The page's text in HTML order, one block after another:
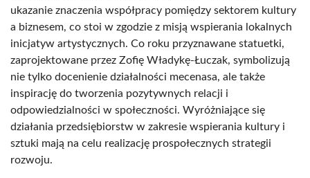
ukazanie znaczenia współpracy pomiędzy sektorem kultury
a biznesem, co stoi w zgodzie z misją wspierania lokalnych
inicjatyw artystycznych. Co roku przyznawane statuetki,
zaprojektowane przez Zofię Władykę-Łuczak, symbolizują
nie tylko docenienie działalności mecenasa, ale także
inspirację do tworzenia pozytywnych relacji i
odpowiedzialności w społeczności. Wyróżniające się
działania przedsiębiorstw w zakresie wspierania kultury i
sztuki mają na celu realizację prospołecznych strategii
rozwoju.